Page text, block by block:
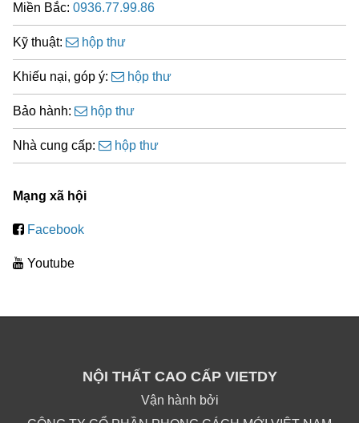
Miền Bắc: 0936.77.99.86
Kỹ thuật: hộp thư
Khiếu nại, góp ý: hộp thư
Bảo hành: hộp thư
Nhà cung cấp: hộp thư
Mạng xã hội
Facebook
Youtube
NỘI THẤT CAO CẤP VIETDY
Vận hành bởi